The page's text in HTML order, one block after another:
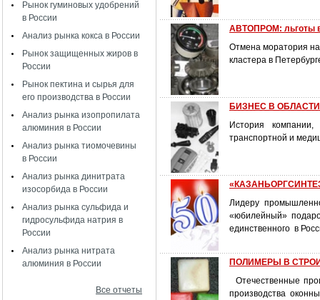
Рынок гуминовых удобрений
в России
Анализ рынка кокса в России
Рынок защищенных жиров в
России
Рынок пектина и сырья для
его производства в России
Анализ рынка изопропилата
алюминия в России
Анализ рынка тиомочевины
в России
Анализ рынка динитрата
изосорбида в России
Анализ рынка сульфида и
гидросульфида натрия в
России
Анализ рынка нитрата
алюминия в России
Все отчеты
АВТОПРОМ: льготы
Отмена моратория на
кластера в
БИЗНЕС В ОБЛАСТИ
История компании,
транспортной и
Лидеру
«юбилейный»
единственного в
ПОЛИМЕРЫ В
Отечественные
производства